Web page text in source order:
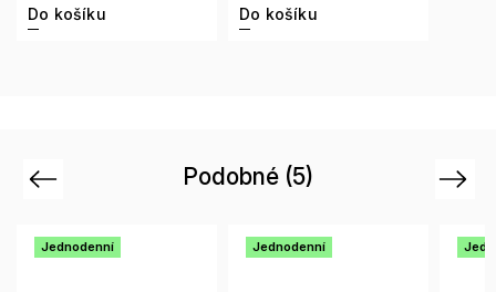
Do košíku Do košíku
Podobné (5)
Previous
Jednodenní Jednodenní
Next